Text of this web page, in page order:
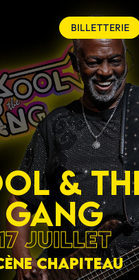
BILLETTERIE
&
GANG
JUILLET
CHAPITEAU